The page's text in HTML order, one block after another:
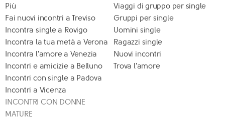
Più
Fai nuovi incontri a Treviso
Incontra single a Rovigo
Incontra la tua metà a Verona
Incontra l'amore a Venezia
Incontri e amicizie a Belluno
Incontri con single a Padova
Incontri a Vicenza
Viaggi di gruppo per single
Gruppi per single
Uomini single
Ragazzi single
Nuovi incontri
Trova l'amore
INCONTRI CON DONNE
MATURE